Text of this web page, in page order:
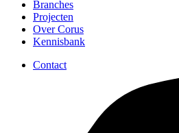
Branches
Projecten
Over Corus
Kennisbank
Contact